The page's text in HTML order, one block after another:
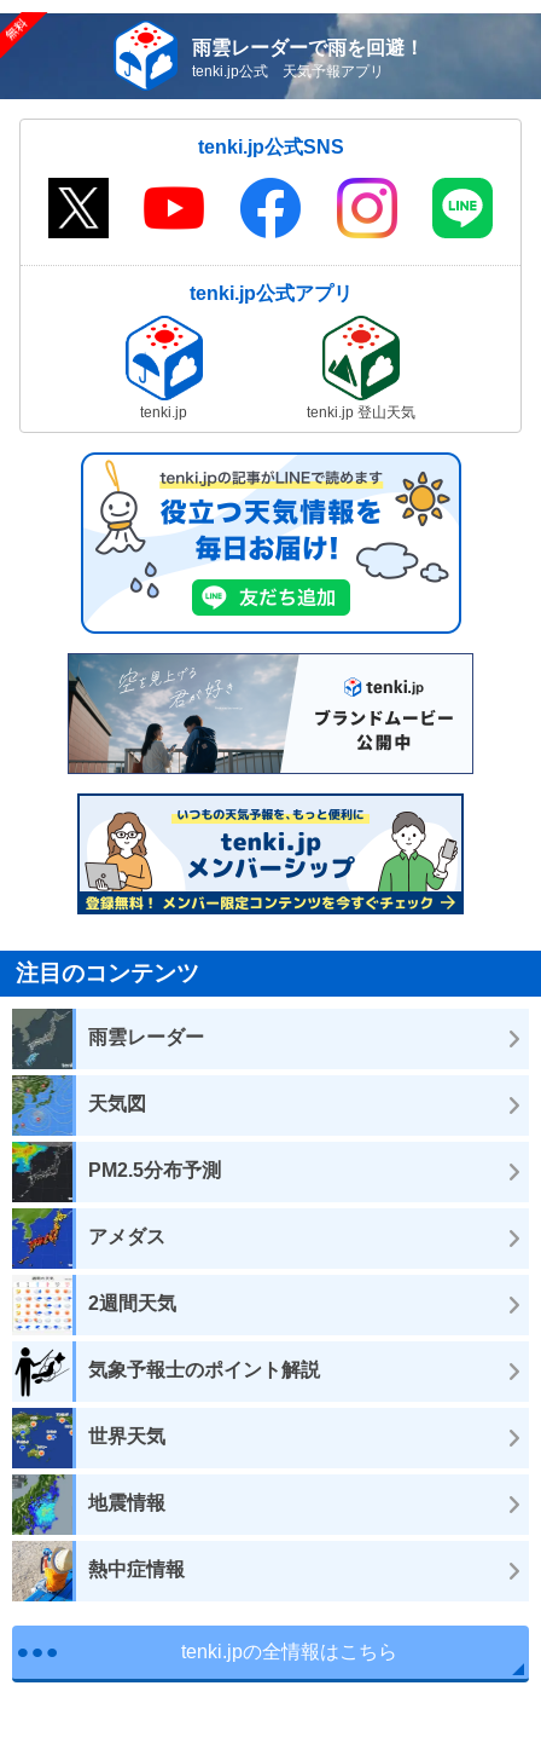
雨雲レーダーで雨を回避！
tenki.jp公式 天気予報アプリ
tenki.jp公式SNS
tenki.jp公式アプリ
tenki.jp tenki.jp 登山天気
注目のコンテンツ
雨雲レーダー
天気図
PM2.5分布予測
アメダス
2週間天気
気象予報士のポイント解説
世界天気
地震情報
熱中症情報
tenki.jpの全情報はこちら